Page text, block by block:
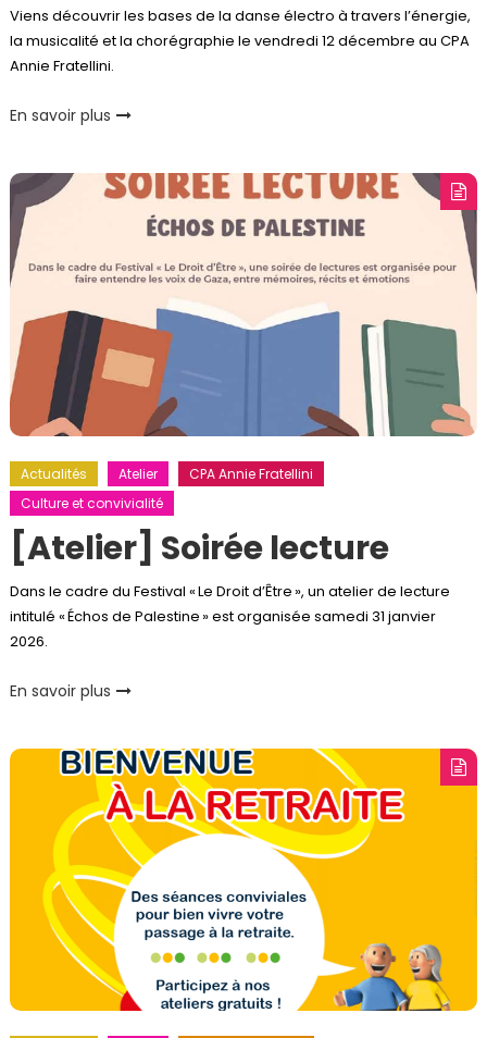
Viens découvrir les bases de la danse électro à travers l’énergie,
la musicalité et la chorégraphie le vendredi 12 décembre au CPA
Annie Fratellini.
En savoir plus
Actualités Atelier
CPA Annie Fratellini
Culture et convivialité
[Atelier] Soirée lecture
Dans le cadre du Festival « Le Droit d’Être », un atelier de lecture
intitulé « Échos de Palestine » est organisée samedi 31 janvier
2026.
En savoir plus